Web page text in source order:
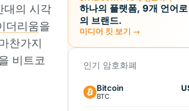
대의 시각
더리움을
찬가지
비트코
하나의 플랫폼, 9개 언어
의 브랜드.
미디어 킷 보기 →
인기 암호화폐
Bitcoin
BTC